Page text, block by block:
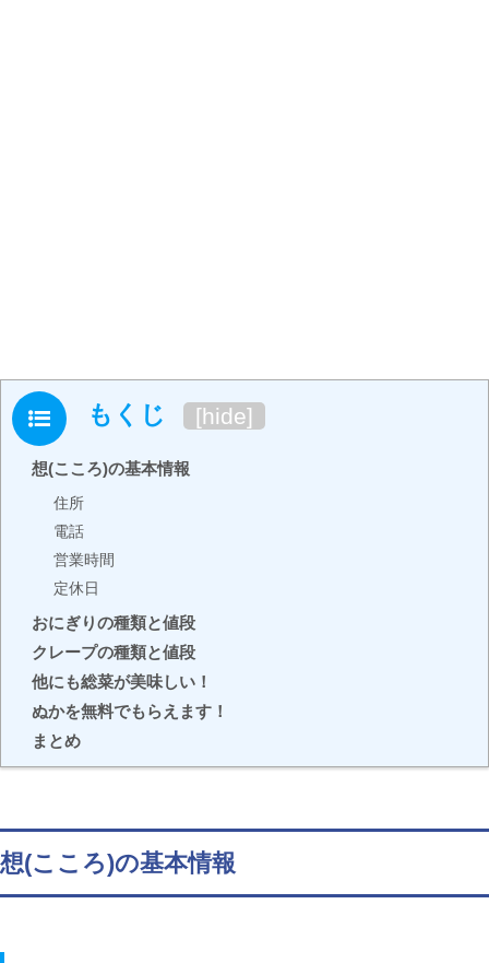
もくじ [hide]
想(こころ)の基本情報
住所
電話
営業時間
定休日
おにぎりの種類と値段
クレープの種類と値段
他にも総菜が美味しい！
ぬかを無料でもらえます！
まとめ
想(こころ)の基本情報